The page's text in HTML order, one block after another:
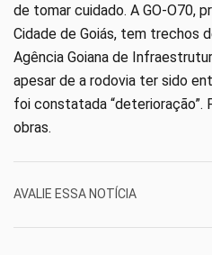
de tomar cuidado. A GO-O70,
Cidade de Goiás, tem trechos
Agência Goiana de
apesar de a rodovia ter sido
foi constatada
obras.
AVALIE ESSA NOTÍCIA